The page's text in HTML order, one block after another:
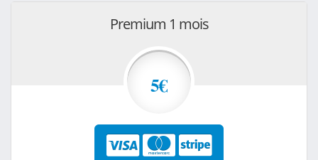
Premium 1 mois
5€